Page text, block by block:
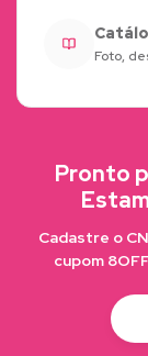
Foto,
Pronto
Cadastre o
cupom